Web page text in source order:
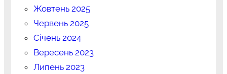
Жовтень 2025
Червень 2025
Січень 2024
Вересень 2023
Липень 2023